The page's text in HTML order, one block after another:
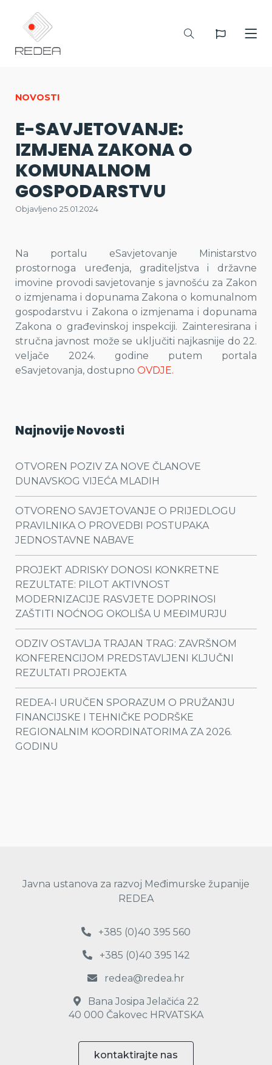
NOVOSTI
E-SAVJETOVANJE:
IZMJENA ZAKONA O
KOMUNALNOM
GOSPODARSTVU
Objavljeno 25.01.2024
Na portalu eSavjetovanje Ministarstvo
prostornoga uređenja, graditeljstva i državne
imovine provodi savjetovanje s javnošću za Zakon
o izmjenama i dopunama Zakona o komunalnom
gospodarstvu i Zakona o izmjenama i dopunama
Zakona o građevinskoj inspekciji. Zainteresirana i
stručna javnost može se uključiti najkasnije do 22.
veljače 2024. godine putem portala
eSavjetovanja, dostupno OVDJE.
Najnovije Novosti
OTVOREN POZIV ZA NOVE ČLANOVE
DUNAVSKOG VIJEĆA MLADIH
OTVORENO SAVJETOVANJE O PRIJEDLOGU
PRAVILNIKA O PROVEDBI POSTUPAKA
JEDNOSTAVNE NABAVE
PROJEKT ADRISKY DONOSI KONKRETNE
REZULTATE: PILOT AKTIVNOST
MODERNIZACIJE RASVJETE DOPRINOSI
ZAŠTITI NOĆNOG OKOLIŠA U MEĐIMURJU
ODZIV OSTAVLJA TRAJAN TRAG: ZAVRŠNOM
KONFERENCIJOM PREDSTAVLJENI KLJUČNI
REZULTATI PROJEKTA
REDEA-I URUČEN SPORAZUM O PRUŽANJU
FINANCIJSKE I TEHNIČKE PODRŠKE
REGIONALNIM KOORDINATORIMA ZA 2026.
GODINU
Javna ustanova za razvoj Međimurske županije
REDEA
+385 (0)40 395 560
+385 (0)40 395 142
redea@redea.hr
Bana Josipa Jelačića 22
40 000 Čakovec HRVATSKA
kontaktirajte nas